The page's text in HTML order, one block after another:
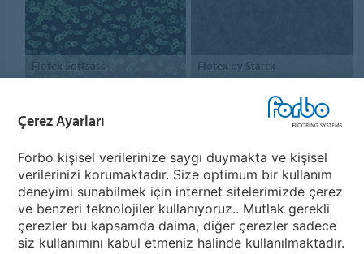
Flotex Sottsass Flotex by Starck
Flotex created by Galeote Flotex by Mac Stopa
Çerez Ayarları
Forbo kişisel verilerinize saygı duymakta ve kişisel
verilerinizi korumaktadır. Size optimum bir kullanım
deneyimi sunabilmek için internet sitelerimizde çerez
ve benzeri teknolojiler kullanıyoruz.. Mutlak gerekli
çerezler bu kapsamda daima, diğer çerezler sadece
siz kullanımını kabul etmeniz halinde kullanılmaktadır.